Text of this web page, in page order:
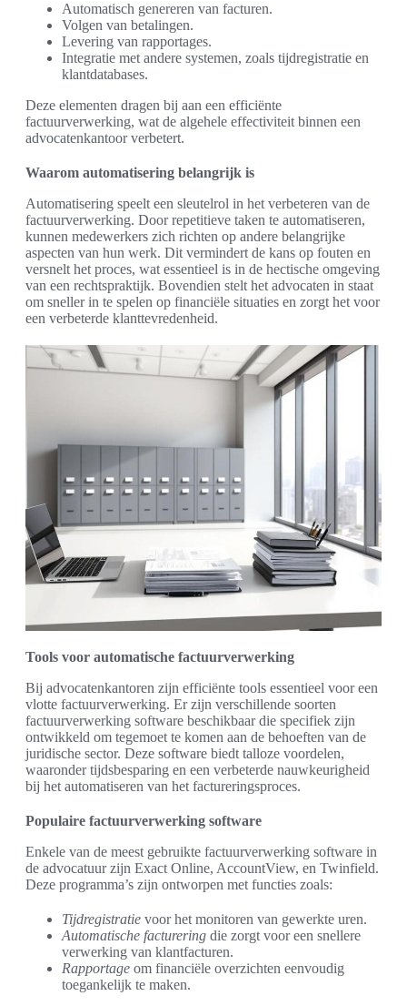
Automatisch genereren van facturen.
Volgen van betalingen.
Levering van rapportages.
Integratie met andere systemen, zoals tijdregistratie en
klantdatabases.
Deze elementen dragen bij aan een efficiënte
factuurverwerking, wat de algehele effectiviteit binnen een
advocatenkantoor verbetert.
Waarom automatisering belangrijk is
Automatisering speelt een sleutelrol in het verbeteren van de
factuurverwerking. Door repetitieve taken te automatiseren,
kunnen medewerkers zich richten op andere belangrijke
aspecten van hun werk. Dit vermindert de kans op fouten en
versnelt het proces, wat essentieel is in de hectische omgeving
van een rechtspraktijk. Bovendien stelt het advocaten in staat
om sneller in te spelen op financiële situaties en zorgt het voor
een verbeterde klanttevredenheid.
Tools voor automatische factuurverwerking
Bij advocatenkantoren zijn efficiënte tools essentieel voor een
vlotte factuurverwerking. Er zijn verschillende soorten
factuurverwerking software beschikbaar die specifiek zijn
ontwikkeld om tegemoet te komen aan de behoeften van de
juridische sector. Deze software biedt talloze voordelen,
waaronder tijdsbesparing en een verbeterde nauwkeurigheid
bij het automatiseren van het factureringsproces.
Populaire factuurverwerking software
Enkele van de meest gebruikte factuurverwerking software in
de advocatuur zijn Exact Online, AccountView, en Twinfield.
Deze programma’s zijn ontworpen met functies zoals:
Tijdregistratie voor het monitoren van gewerkte uren.
Automatische facturering die zorgt voor een snellere
verwerking van klantfacturen.
Rapportage om financiële overzichten eenvoudig
toegankelijk te maken.